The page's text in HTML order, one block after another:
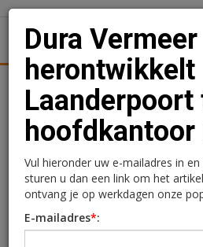
Kantoren
Dura Vermeer
herontwikkelt
Laanderpoort
hoofdkantoor
Dura Vermeer
herontwikkelt
hoofdkantoor
Vul hieronder uw e-mailadres in
sturen u dan een link om het
ontvang je op werkdagen onze
E-mailadres*: